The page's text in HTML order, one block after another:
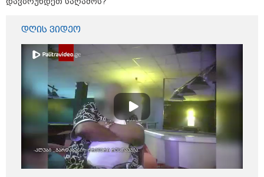
კატეგორიის ყველა სიახლე
ყველაზე კარგი/ცუდი ქვეყნები
ემიგრანტებისთვის 2026 წელს
დღის ვიდეო